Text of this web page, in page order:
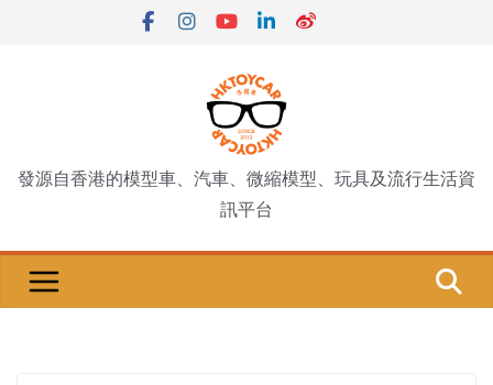
發源自香港的模型車、汽車、微縮模型、玩具及流行生活資
訊平台